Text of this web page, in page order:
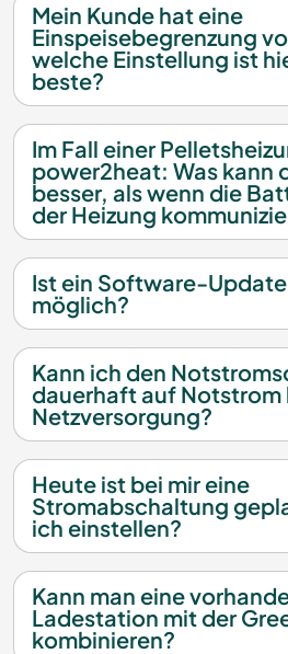
Mein Kunde hat eine
Einspeisebegrenzung
welche Einstellung ist
beste?
Im Fall einer
power2heat: Was kann
besser, als wenn die
der Heizung
Ist ein Software-
möglich?
Kann ich den
dauerhaft auf Notstrom
Netzversorgung?
Heute ist bei mir eine
Stromabschaltung
ich einstellen?
Kann man eine
Ladestation mit der
kombinieren?